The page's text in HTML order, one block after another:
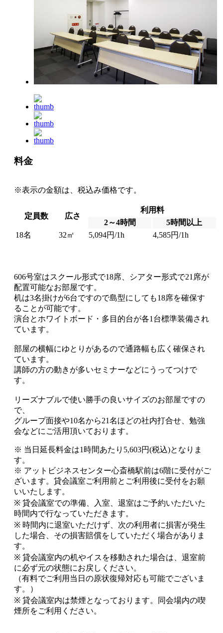
料金
※表示の金額は、税込み価格です。
定員数 広さ
利用料
2～4時間
5時間以上
18名
32㎡ 5,094円/1h 4,585円/1h
606号室はスクール形式で18席、シアター形式で21席が
配置可能なお部屋です。
机は3名掛けが6台ですので島型にしても18席を確保す
ることが可能です。
演台とホワイトボード・多目的台が各1台標準装備され
ています。
部屋の横幅にゆとりがあるので通路幅も広く確保され
ています。
講師の方の動きが多いセミナーなどにうってつけで
す。
リーズナブルで使い勝手の良いサイズのお部屋ですの
で、
グループ面接や10名から21名ほどの社内打合せ、勉強
会などにご活用頂いております。
※ 当日延長料金は1時間あたり5,603円(税込)となりま
す。
※ アットビジネスセンター心斎橋駅前は6階に受付がご
ざいます。貸会議室ご利用前とご利用後に受付をお願
いいたします。
※ 貸会議室での準備、入室、退室はご予約いただいた
時間内で行なっていただきます。
※ 時間内に退室いただけず、次の利用者に損害が発生
した場合、その損害賠償をしていただく場合がありま
す。
※ 貸会議室内の机やイスを移動された場合は、退室前
に必ず元の状態にお戻しください。
（有料でご利用当日の原状復帰対応も可能でございま
す。）
※ 貸会議室内は禁煙となっております。同会場内の喫
煙所をご利用ください。